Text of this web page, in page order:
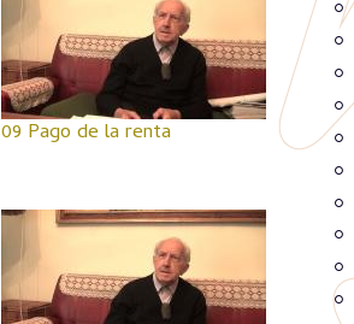
09 Pago de la renta